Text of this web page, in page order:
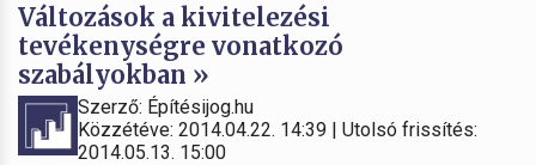
Változások a kivitelezési
tevékenységre vonatkozó
szabályokban »
Szerző: Építésijog.hu
Közzétéve: 2014.04.22. 14:39 | Utolsó frissítés:
2014.05.13. 15:00